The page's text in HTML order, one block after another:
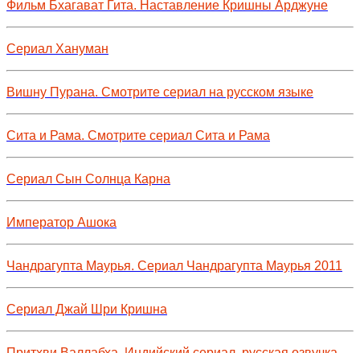
Фильм Бхагават Гита. Наставление Кришны Арджуне
Сериал Хануман
Вишну Пурана. Смотрите сериал на русском языке
Сита и Рама. Смотрите сериал Сита и Рама
Сериал Сын Солнца Карна
Император Ашока
Чандрагупта Маурья. Сериал Чандрагупта Маурья 2011
Сериал Джай Шри Кришна